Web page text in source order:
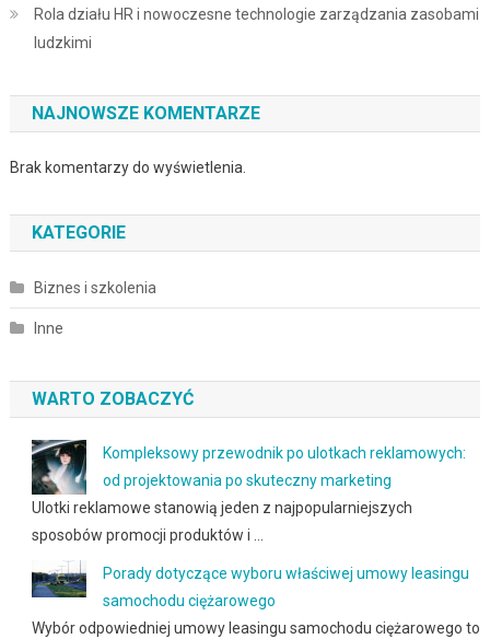
Rola działu HR i nowoczesne technologie zarządzania zasobami
ludzkimi
NAJNOWSZE KOMENTARZE
Brak komentarzy do wyświetlenia.
KATEGORIE
Biznes i szkolenia
Inne
WARTO ZOBACZYĆ
Kompleksowy przewodnik po ulotkach reklamowych:
od projektowania po skuteczny marketing
Ulotki reklamowe stanowią jeden z najpopularniejszych
sposobów promocji produktów i …
Porady dotyczące wyboru właściwej umowy leasingu
samochodu ciężarowego
Wybór odpowiedniej umowy leasingu samochodu ciężarowego to